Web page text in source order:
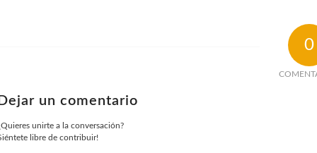
0
Dejar un comentario
unirte a la conversación?
libre de contribuir!